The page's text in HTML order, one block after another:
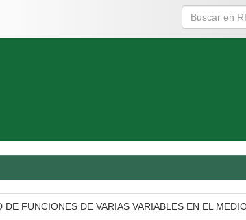
FUNCIONES DE VARIAS VARIABLES EN EL